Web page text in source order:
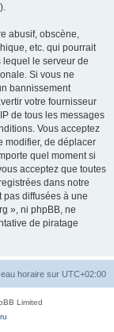
abusif, obscène,
etc. qui pourrait
le serveur de
Si vous ne
bannissement
votre fournisseur
de tous les messages
Vous acceptez
modifier, de déplacer
quel moment si
acceptez que toutes
dans notre
pas diffusées à une
», ni phpBB, ne
de piratage
horaire sur UTC+02:00
Limited